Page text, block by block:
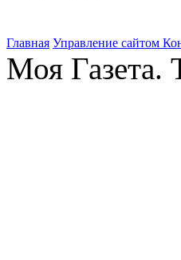
Главная Управление сайтом
Моя Газета.